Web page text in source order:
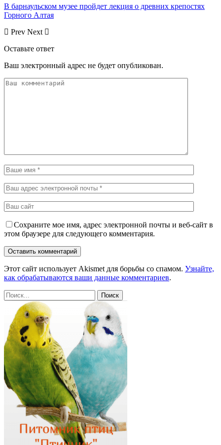
В барнаульском музее пройдет лекция о древних крепостях
Горного Алтая
Prev Next
Оставьте ответ
Ваш электронный адрес не будет опубликован.
Сохраните мое имя, адрес электронной почты и веб-сайт в
этом браузере для следующего комментария.
Этот сайт использует Akismet для борьбы со спамом. Узнайте,
как обрабатываются ваши данные комментариев.